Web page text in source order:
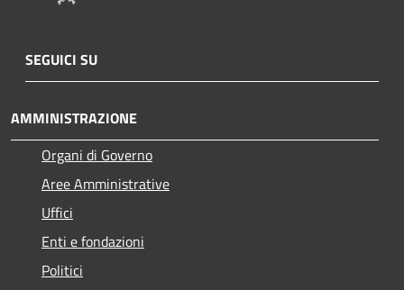
SEGUICI SU
AMMINISTRAZIONE
Organi di Governo
Aree Amministrative
Uffici
Enti e fondazioni
Politici